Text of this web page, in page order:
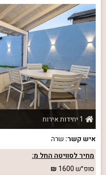
1 יחידות אירוח
איש קשר: שרה
מחיר לסוויטה החל מ:
סופ״ש1600